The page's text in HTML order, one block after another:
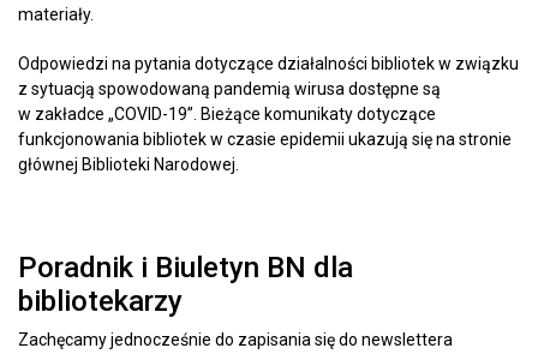
materiały.
Odpowiedzi na pytania dotyczące działalności bibliotek w związku
z sytuacją spowodowaną pandemią wirusa dostępne są
w zakładce „COVID-19”. Bieżące komunikaty dotyczące
funkcjonowania bibliotek w czasie epidemii ukazują się na stronie
głównej Biblioteki Narodowej.
Poradnik i Biuletyn BN dla
bibliotekarzy
Zachęcamy jednocześnie do zapisania się do newslettera